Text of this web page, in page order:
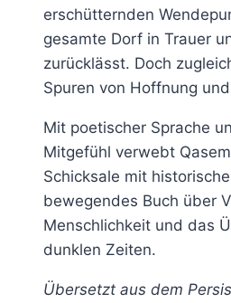
erschütternden
gesamte Dorf in Trauer
zurücklässt. Doch
Spuren von Hoffnung
Mit poetischer Sprache
Mitgefühl verwebt
Schicksale mit
bewegendes Buch über
Menschlichkeit und das
dunklen Zeiten.
Übersetzt aus dem